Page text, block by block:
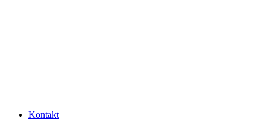
Kontakt